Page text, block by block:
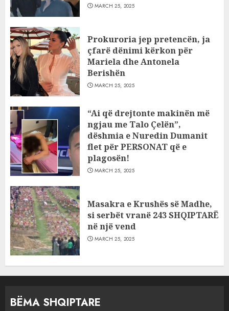
MARCH 25, 2025
Prokuroria jep pretencën, ja
çfarë dënimi kërkon për
Mariela dhe Antonela
Berishën
MARCH 25, 2025
“Ai që drejtonte makinën më
ngjau me Talo Çelën”,
dëshmia e Nuredin Dumanit
flet për PERSONAT që e
plagosën!
MARCH 25, 2025
Masakra e Krushës së Madhe,
si serbët vranë 243 SHQIPTARË
në një vend
MARCH 25, 2025
BËMA SHQIPTARE